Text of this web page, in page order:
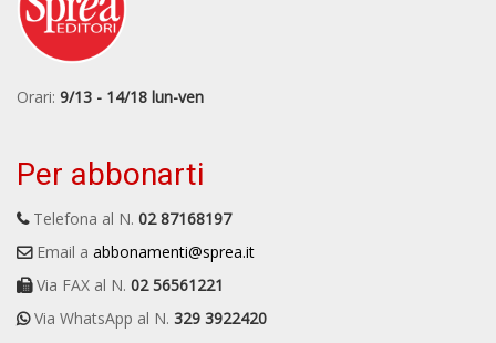
Orari: 9/13 - 14/18 lun-ven
Per abbonarti
Telefona al N. 02 87168197
Email a abbonamenti@sprea.it
Via FAX al N. 02 56561221
Via WhatsApp al N. 329 3922420